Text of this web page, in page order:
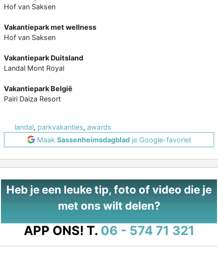
Hof van Saksen
Vakantiepark met wellness
Hof van Saksen
Vakantiepark Duitsland
Landal Mont Royal
Vakantiepark België
Pairi Daiza Resort
landal, parkvakanties, awards
Maak Sassenheimsdagbladje Google-favoriet
Heb je een leuke tip, foto of video die je
met ons wilt delen?
APP ONS! T. 06 - 574 71 321